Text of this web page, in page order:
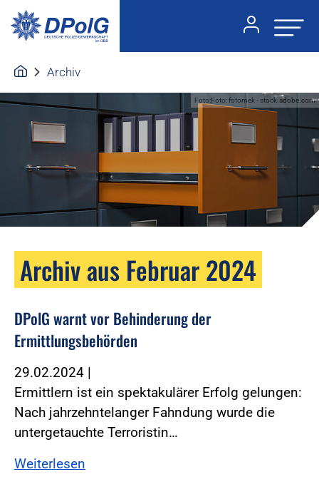
Archiv
Foto:Foto: fotomek - stock.adobe.com
Archiv aus Februar 2024
DPolG warnt vor Behinderung der
Ermittlungsbehörden
29.02.2024 |
Ermittlern ist ein spektakulärer Erfolg gelungen:
Nach jahrzehntelanger Fahndung wurde die
untergetauchte Terroristin…
Weiterlesen